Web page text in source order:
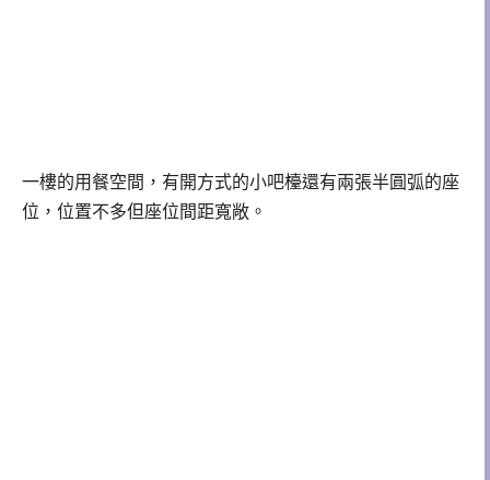
一樓的用餐空間，有開方式的小吧檯還有兩張半圓弧的座
位，位置不多但座位間距寬敞。